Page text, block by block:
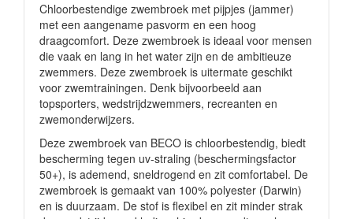
Chloorbestendige zwembroek met pijpjes (jammer)
met een aangename pasvorm en een hoog
draagcomfort. Deze zwembroek is ideaal voor mensen
die vaak en lang in het water zijn en de ambitieuze
zwemmers. Deze zwembroek is uitermate geschikt
voor zwemtrainingen. Denk bijvoorbeeld aan
topsporters, wedstrijdzwemmers, recreanten en
zwemonderwijzers.
Deze zwembroek van BECO is chloorbestendig, biedt
bescherming tegen uv-straling (beschermingsfactor
50+), is ademend, sneldrogend en zit comfortabel. De
zwembroek is gemaakt van 100% polyester (Darwin)
en is duurzaam. De stof is flexibel en zit minder strak